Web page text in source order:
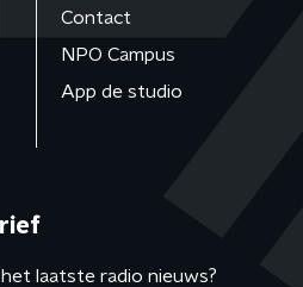
Contact
NPO Campus
App de studio
laatste radio nieuws?